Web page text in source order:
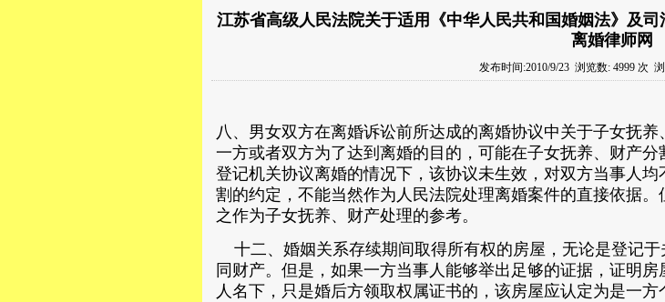
江苏省高级人民法院关于适用《中华人民共和国婚姻法》及
离婚律师网
发布时间:2010/9/23 浏览数: 4999 次
八、男女双方在离婚诉讼前所达成的离婚协议中关于子女抚
一方或者双方为了达到离婚的目的，可能在子女抚养、财产
登记机关协议离婚的情况下，该协议未生效，对双方当事人
割的约定，不能当然作为人民法院处理离婚案件的直接依据
之作为子女抚养、财产处理的参考。
十二、婚姻关系存续期间取得所有权的房屋，无论是登记
同财产。但是，如果一方当事人能够举出足够的证据，证明
人名下，只是婚后方领取权属证书的，该房屋应认定为是一